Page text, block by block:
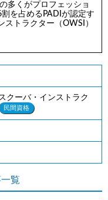
多くがプロフェッショ
を占めるPADIが認定す
トラクター（OWSI）
クーバ・インストラク
民間資格
覧